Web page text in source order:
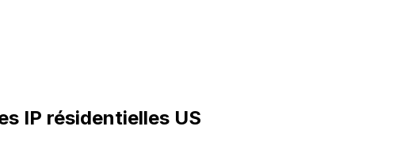
IP résidentielles US